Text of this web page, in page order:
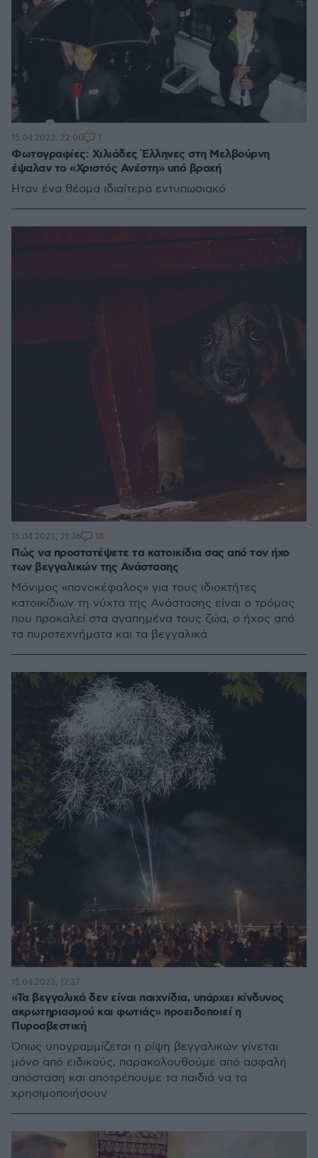
Φωτογραφίες: Χιλιάδες Έλληνες στη Μελβούρνη
έψαλαν το «Χριστός Ανέστη» υπό βροχή
Ήταν ένα θέαμα ιδιαίτερα εντυπωσιακό
15.04.2023, 22:00 1
Πώς να προστατέψετε τα κατοικίδια σας από τον ήχο
των βεγγαλικών της Ανάστασης
Μόνιμος «πονοκέφαλος» για τους ιδιοκτήτες
κατοικίδιων τη νύχτα της Ανάστασης είναι ο τρόμος
που προκαλεί στα αγαπημένα τους ζώα, ο ήχος από
τα πυροτεχνήματα και τα βεγγαλικά
15.04.2023, 21:36 18
«Τα βεγγαλικά δεν είναι παιχνίδια, υπάρχει κίνδυνος
ακρωτηριασμού και φωτιάς» προειδοποιεί η
Πυροσβεστική
Όπως υπογραμμίζεται η ρίψη βεγγαλικών γίνεται
μόνο από ειδικούς, παρακολουθούμε από ασφαλή
απόσταση και αποτρέπουμε τα παιδιά να τα
χρησιμοποιήσουν
15.04.2023, 17:37